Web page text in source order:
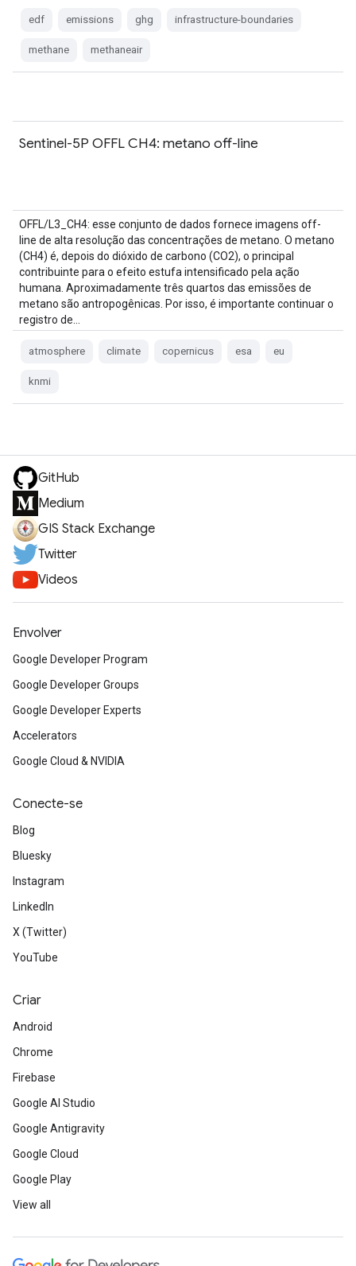
edf emissions ghg infrastructure-boundaries
methane methaneair
Sentinel-5P OFFL CH4: metano off-line
OFFL/L3_CH4: esse conjunto de dados fornece imagens off-
line de alta resolução das concentrações de metano. O metano
(CH4) é, depois do dióxido de carbono (CO2), o principal
contribuinte para o efeito estufa intensificado pela ação
humana. Aproximadamente três quartos das emissões de
metano são antropogênicas. Por isso, é importante continuar o
registro de…
atmosphere climate copernicus esa eu
knmi
GitHub
Medium
GIS Stack Exchange
Twitter
Videos
Envolver
Google Developer Program
Google Developer Groups
Google Developer Experts
Accelerators
Google Cloud & NVIDIA
Conecte-se
Blog
Bluesky
Instagram
LinkedIn
X (Twitter)
YouTube
Criar
Android
Chrome
Firebase
Google AI Studio
Google Antigravity
Google Cloud
Google Play
View all